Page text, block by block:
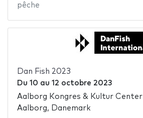
pêche
Dan Fish 2023
Du 10 au 12 octobre 2023
Aalborg Kongres & Kultur Center
Aalborg, Danemark